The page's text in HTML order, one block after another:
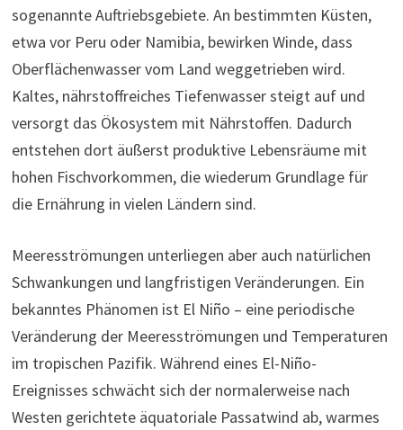
sogenannte Auftriebsgebiete. An bestimmten Küsten,
etwa vor Peru oder Namibia, bewirken Winde, dass
Oberflächenwasser vom Land weggetrieben wird.
Kaltes, nährstoffreiches Tiefenwasser steigt auf und
versorgt das Ökosystem mit Nährstoffen. Dadurch
entstehen dort äußerst produktive Lebensräume mit
hohen Fischvorkommen, die wiederum Grundlage für
die Ernährung in vielen Ländern sind.
Meeresströmungen unterliegen aber auch natürlichen
Schwankungen und langfristigen Veränderungen. Ein
bekanntes Phänomen ist El Niño – eine periodische
Veränderung der Meeresströmungen und Temperaturen
im tropischen Pazifik. Während eines El-Niño-
Ereignisses schwächt sich der normalerweise nach
Westen gerichtete äquatoriale Passatwind ab, warmes